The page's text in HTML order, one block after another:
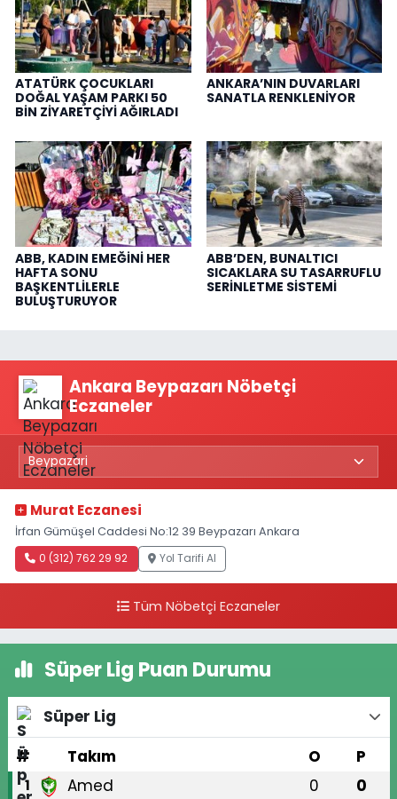
ATATÜRK ÇOCUKLARI
DOĞAL YAŞAM PARKI 50
BİN ZİYARETÇİYİ AĞIRLADI
ANKARA’NIN DUVARLARI
SANATLA RENKLENİYOR
ABB, KADIN EMEĞİNİ HER
HAFTA SONU
BAŞKENTLİLERLE
BULUŞTURUYOR
ABB’DEN, BUNALTICI
SICAKLARA SU TASARRUFLU
SERİNLETME SİSTEMİ
Ankara Beypazarı Nöbetçi
Eczaneler
Murat Eczanesi
İrfan Gümüşel Caddesi No:12 39 Beypazarı Ankara
0 (312) 762 29 92 Yol Tarifi Al
Tüm Nöbetçi Eczaneler
Süper Lig Puan Durumu
Süper Lig
#
Takım O P
1 Amed 0 0